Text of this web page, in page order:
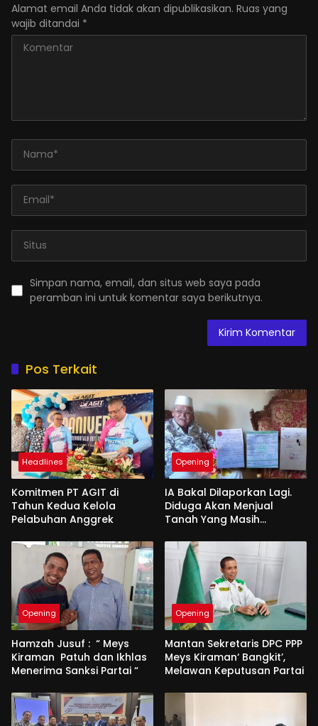
Alamat email Anda tidak akan dipublikasikan. Ruas yang
wajib ditandai *
Simpan nama, email, dan situs web saya pada
peramban ini untuk komentar saya berikutnya.
Pos Terkait
Headlines
Komitmen PT AGIT di
Tahun Kedua Kelola
Pelabuhan Anggrek
Opening
IA Bakal Dilaporkan Lagi.
Diduga Akan Menjual
Tanah Yang Masih
Opening
Hamzah Jusuf : “ Meys
Kiraman Patuh dan Ikhlas
Menerima Sanksi Partai “
Opening
Mantan Sekretaris DPC PPP
Meys Kiraman‘ Bangkit’,
Melawan Keputusan Partai